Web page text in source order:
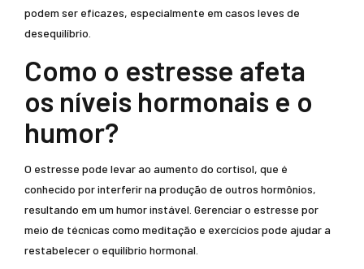
podem ser eficazes, especialmente em casos leves de
desequilíbrio.
Como o estresse afeta
os níveis hormonais e o
humor?
O estresse pode levar ao aumento do cortisol, que é
conhecido por interferir na produção de outros hormônios,
resultando em um humor instável. Gerenciar o estresse por
meio de técnicas como meditação e exercícios pode ajudar a
restabelecer o equilíbrio hormonal.